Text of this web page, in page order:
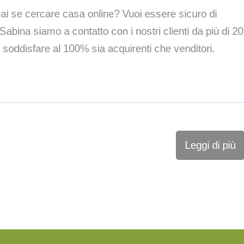
se cercare casa online? Vuoi essere sicuro di
siamo a contatto con i nostri clienti da più di 20
al 100% sia acquirenti che venditori.
Leggi di più